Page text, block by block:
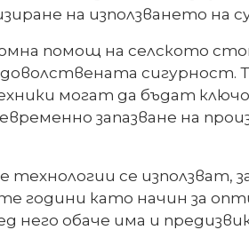
на използването на
помощ на селското
могат да бъдат
запазване на
се използват,
години като начин за
него обаче има и